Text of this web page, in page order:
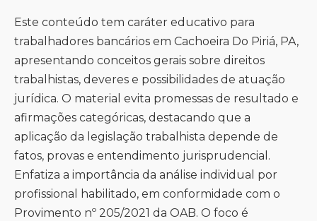
Este conteúdo tem caráter educativo para
trabalhadores bancários em Cachoeira Do Piriá, PA,
apresentando conceitos gerais sobre direitos
trabalhistas, deveres e possibilidades de atuação
jurídica. O material evita promessas de resultado e
afirmações categóricas, destacando que a
aplicação da legislação trabalhista depende de
fatos, provas e entendimento jurisprudencial.
Enfatiza a importância da análise individual por
profissional habilitado, em conformidade com o
Provimento nº 205/2021 da OAB. O foco é